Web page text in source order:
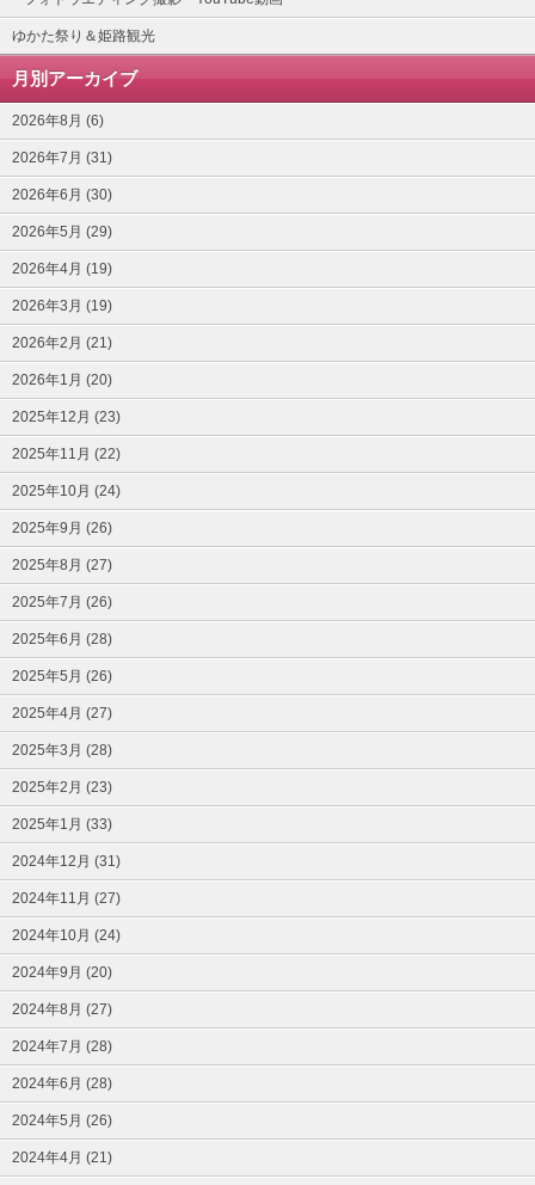
ゆかた祭り＆姫路観光
月別アーカイブ
2026年8月 (6)
2026年7月 (31)
2026年6月 (30)
2026年5月 (29)
2026年4月 (19)
2026年3月 (19)
2026年2月 (21)
2026年1月 (20)
2025年12月 (23)
2025年11月 (22)
2025年10月 (24)
2025年9月 (26)
2025年8月 (27)
2025年7月 (26)
2025年6月 (28)
2025年5月 (26)
2025年4月 (27)
2025年3月 (28)
2025年2月 (23)
2025年1月 (33)
2024年12月 (31)
2024年11月 (27)
2024年10月 (24)
2024年9月 (20)
2024年8月 (27)
2024年7月 (28)
2024年6月 (28)
2024年5月 (26)
2024年4月 (21)